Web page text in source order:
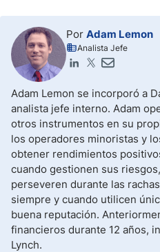
Por Adam Lemon
Analista Jefe
Adam Lemon se incorporó a
analista jefe interno. Adam
otros instrumentos en su
los operadores minoristas y
obtener rendimientos
cuando gestionen sus
perseveren durante las
siempre y cuando utilicen
buena reputación.
financieros durante 12 años,
Lynch.